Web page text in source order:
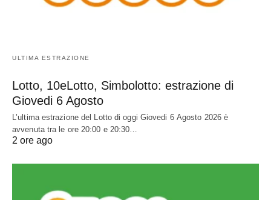
ULTIMA ESTRAZIONE
Lotto, 10eLotto, Simbolotto: estrazione di
Giovedi 6 Agosto
L’ultima estrazione del Lotto di oggi Giovedi 6 Agosto 2026 è
avvenuta tra le ore 20:00 e 20:30…
2 ore ago